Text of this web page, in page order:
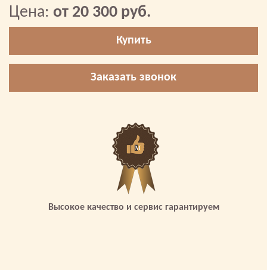
Цена: от 20 300 руб.
Купить
Заказать звонок
Высокое качество и сервис гарантируем